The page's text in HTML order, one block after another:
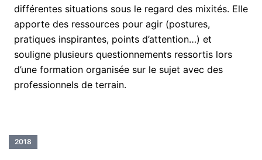
différentes situations sous le regard des mixités. Elle
apporte des ressources pour agir (postures,
pratiques inspirantes, points d’attention…) et
souligne plusieurs questionnements ressortis lors
d’une formation organisée sur le sujet avec des
professionnels de terrain.
2018